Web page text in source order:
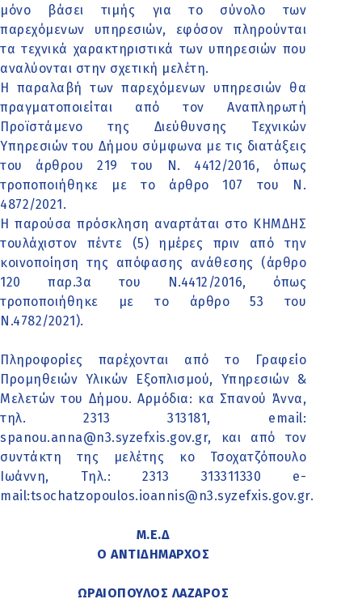
μόνο βάσει τιμής για το σύνολο των
παρεχόμενων υπηρεσιών, εφόσον πληρούνται
τα τεχνικά χαρακτηριστικά των υπηρεσιών που
αναλύονται στην σχετική μελέτη.
Η παραλαβή των παρεχόμενων υπηρεσιών θα
πραγματοποιείται από τον Αναπληρωτή
Προϊστάμενο της Διεύθυνσης Τεχνικών
Υπηρεσιών του Δήμου σύμφωνα με τις διατάξεις
του άρθρου 219 του Ν. 4412/2016, όπως
τροποποιήθηκε με το άρθρο 107 του Ν.
4872/2021.
Η παρούσα πρόσκληση αναρτάται στο ΚΗΜΔΗΣ
τουλάχιστον πέντε (5) ημέρες πριν από την
κοινοποίηση της απόφασης ανάθεσης (άρθρο
120 παρ.3α του Ν.4412/2016, όπως
τροποποιήθηκε με το άρθρο 53 του
Ν.4782/2021).
Πληροφορίες παρέχονται από το Γραφείο
Προμηθειών Υλικών Εξοπλισμού, Υπηρεσιών &
Μελετών του Δήμου. Αρμόδια: κα Σπανού Άννα,
τηλ. 2313 313181, email:
spanou.anna@n3.syzefxis.gov.gr, και από τον
συντάκτη της μελέτης κο Τσοχατζόπουλο
Ιωάννη, Τηλ.: 2313 313311330 e-
mail:tsochatzopoulos.ioannis@n3.syzefxis.gov.gr.
Μ.Ε.Δ
Ο ΑΝΤΙΔΗΜΑΡΧΟΣ
ΩΡΑΙΟΠΟΥΛΟΣ ΛΑΖΑΡΟΣ